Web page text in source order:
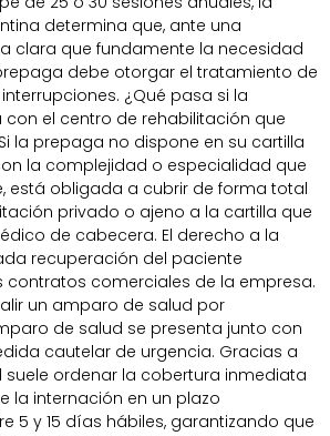
determina que, ante una
clara que fundamente la necesidad
debe otorgar el tratamiento de
¿Qué pasa si la
el centro de rehabilitación que
la prepaga no dispone en su cartilla
la complejidad o especialidad que
está obligada a cubrir de forma total
privado o ajeno a la cartilla que
de cabecera. El derecho a la
recuperación del paciente
contratos comerciales de la empresa.
un amparo de salud por
de salud se presenta junto con
cautelar de urgencia. Gracias a
suele ordenar la cobertura inmediata
la internación en un plazo
5 y 15 días hábiles, garantizando que